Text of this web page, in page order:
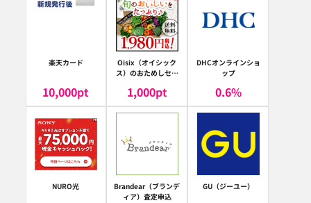
楽天カード
10,000pt
Oisix（オイシック
ス）のおためしセッ
1,000pt
DHCオンラインショ
ップ
0.6%
NURO光
Brandear（ブランデ
ィア）査定申込
GU（ジーユー）